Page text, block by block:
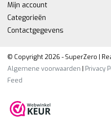
Mijn account
Categorieën
Contactgegevens
© Copyright 2026 - SuperZero |
Algemene voorwaarden | Privacy
Feed